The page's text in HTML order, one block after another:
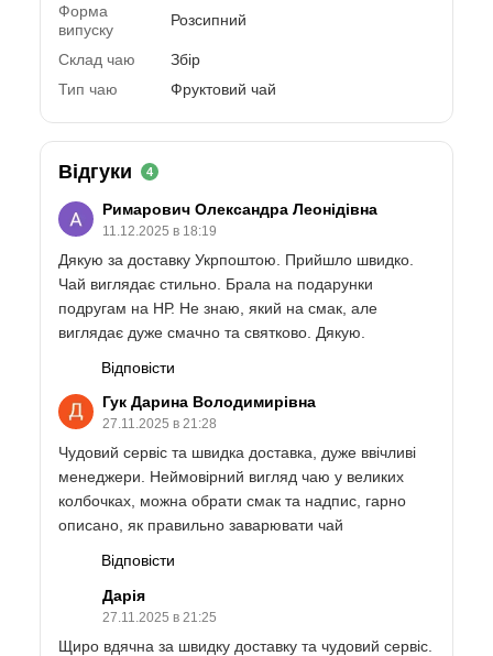
Форма
випуску
Розсипний
Склад чаю
Збір
Тип чаю
Фруктовий чай
Відгуки 4
Римарович Олександра Леонідівна
11.12.2025 в 18:19
Дякую за доставку Укрпоштою. Прийшло швидко.
Чай виглядає стильно. Брала на подарунки
подругам на НР. Не знаю, який на смак, але
виглядає дуже смачно та святково. Дякую.
Відповісти
Гук Дарина Володимирівна
27.11.2025 в 21:28
Чудовий сервіс та швидка доставка, дуже ввічливі
менеджери. Неймовірний вигляд чаю у великих
колбочках, можна обрати смак та надпис, гарно
описано, як правильно заварювати чай
Відповісти
Дарія
27.11.2025 в 21:25
Щиро вдячна за швидку доставку та чудовий сервіс.